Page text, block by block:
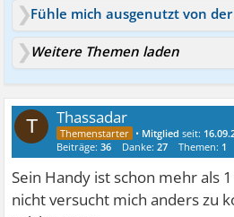
Fühle mich ausgenutzt von
Weitere Themen laden
T Thassadar
• Mitglied seit:
Beiträge:36 Danke:27 Themen: 1
Sein Handy ist schon mehr als
nicht versucht mich anders zu